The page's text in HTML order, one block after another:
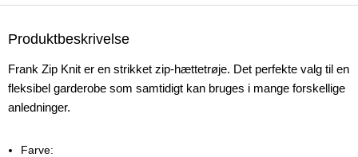
Produktbeskrivelse
Frank Zip Knit er en strikket zip-hættetrøje. Det perfekte valg til en
fleksibel garderobe som samtidigt kan bruges i mange forskellige
anledninger.
Farve: